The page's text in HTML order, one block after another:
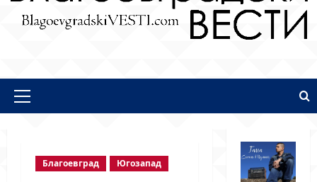
Primary
Благоевград Югозапад